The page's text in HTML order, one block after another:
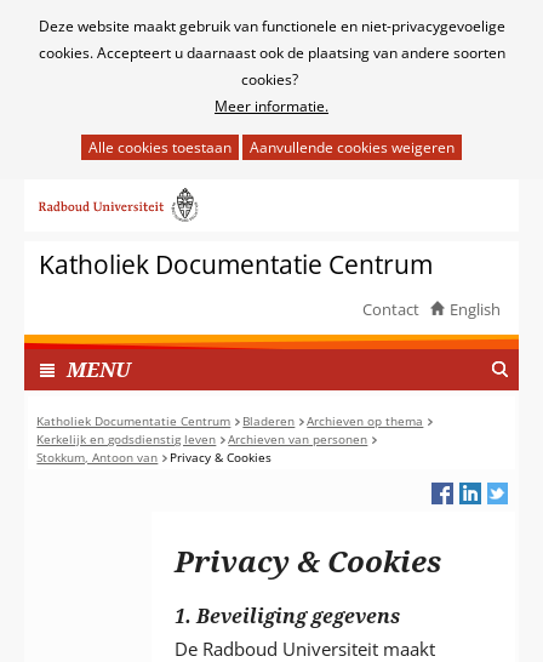
Cookies
Deze website maakt gebruik van functionele en niet-privacygevoelige
cookies. Accepteert u daarnaast ook de plaatsing van andere soorten
cookies?
Meer informatie.
het
van
cookies
deze
website
worden
toegestaan
of
geweigerd.
naar
inhoudKatholiek Documentatie Centrum
Contact English
MENUI
N
G
E
K
Katholiek Documentatie Centrum Bladeren
Archieven op thema
Kerkelijk en godsdienstig leven
Archieven van personen
Stokkum, Antoon van
Privacy & Cookies
Privacy & Cookies
1. Beveiliging gegevens
De Radboud Universiteit maakt